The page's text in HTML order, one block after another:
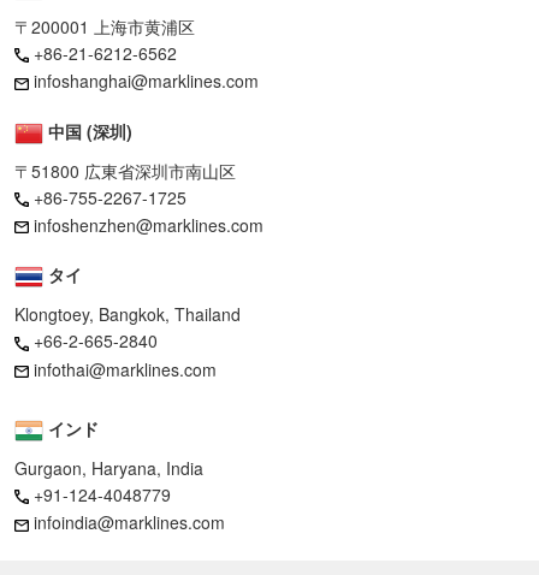
〒200001 上海市黄浦区
+86-21-6212-6562
infoshanghai@marklines.com
中国 (深圳)
〒51800 広東省深圳市南山区
+86-755-2267-1725
infoshenzhen@marklines.com
タイ
Klongtoey, Bangkok, Thailand
+66-2-665-2840
infothai@marklines.com
インド
Gurgaon, Haryana, India
+91-124-4048779
infoindia@marklines.com